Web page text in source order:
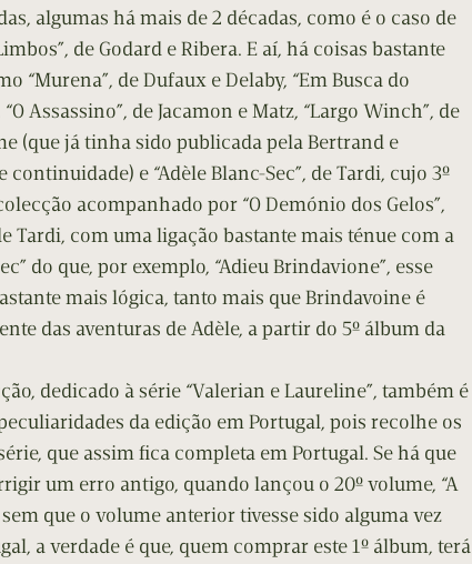
algumas há mais de 2 décadas, como é o caso de
de Godard e Ribera. E aí, há coisas bastante
“Murena”, de Dufaux e Delaby, “Em Busca do
Assassino”, de Jacamon e Matz, “Largo Winch”, de
(que já tinha sido publicada pela Bertrand e
continuidade) e “Adèle Blanc-Sec”, de Tardi, cujo 3º
acompanhado por “O Demónio dos Gelos”,
Tardi, com uma ligação bastante mais ténue com a
do que, por exemplo, “Adieu Brindavione”, esse
mais lógica, tanto mais que Brindavoine é
das aventuras de Adèle, a partir do 5º álbum da
dedicado à série “Valerian e Laureline”, também é
da edição em Portugal, pois recolhe os
que assim fica completa em Portugal. Se há que
um erro antigo, quando lançou o 20º volume, “A
sem que o volume anterior tivesse sido alguma vez
a verdade é que, quem comprar este 1º álbum, terá